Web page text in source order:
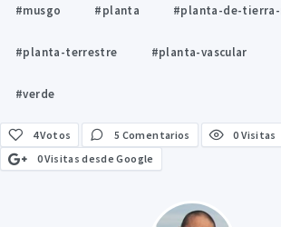
#musgo #planta #planta-de-tierra-
#planta-terrestre #planta-vascular
#verde
4Votos 5 Comentarios
0 Visitas
0 Visitas desde Google